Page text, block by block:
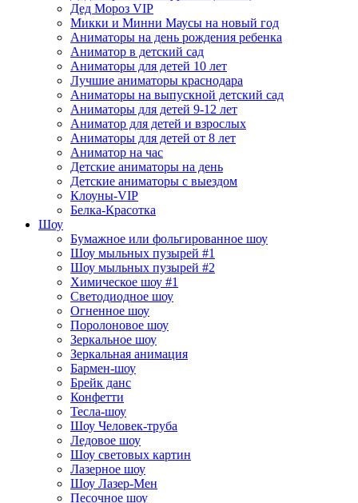
Дед Мороз VIP
Микки и Минни Маусы на новый год
Аниматоры на день рождения ребенка
Аниматор в детский сад
Аниматоры для детей 10 лет
Лучшие аниматоры краснодара
Аниматоры на выпускной детский сад
Аниматоры для детей 9-12 лет
Аниматор для детей и взрослых
Аниматоры для детей от 8 лет
Аниматор на час
Детские аниматоры на день
Детские аниматоры с выездом
Клоуны-VIP
Белка-Красотка
Шоу
Бумажное или фольгированное шоу
Шоу мыльных пузырей #1
Шоу мыльных пузырей #2
Химическое шоу #1
Светодиодное шоу
Огненное шоу
Поролоновое шоу
Зеркальное шоу
Зеркальная анимация
Бармен-шоу
Брейк данс
Конфетти
Тесла-шоу
Шоу Человек-труба
Ледовое шоу
Шоу световых картин
Лазерное шоу
Шоу Лазер-Мен
Песочное шоу